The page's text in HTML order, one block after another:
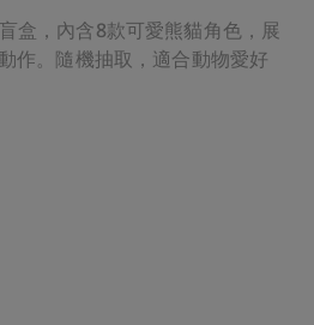
盒，內含8款可愛熊貓角色，展
作。隨機抽取，適合動物愛好